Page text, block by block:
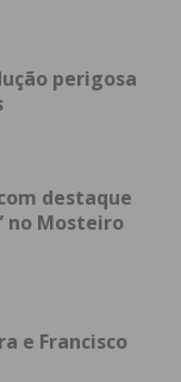
quando
mail e
perigosa
destaque
no Mosteiro
e Francisco